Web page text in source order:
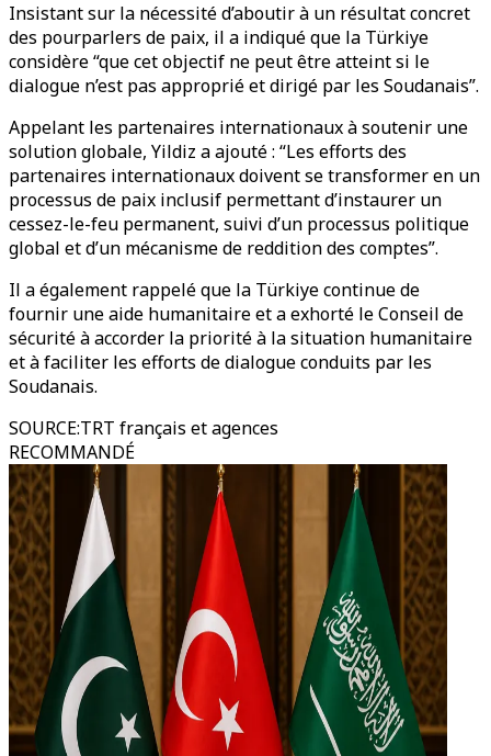
Insistant sur la nécessité d’aboutir à un résultat concret
des pourparlers de paix, il a indiqué que la Türkiye
considère “que cet objectif ne peut être atteint si le
dialogue n’est pas approprié et dirigé par les Soudanais”.
Appelant les partenaires internationaux à soutenir une
solution globale, Yildiz a ajouté : “Les efforts des
partenaires internationaux doivent se transformer en un
processus de paix inclusif permettant d’instaurer un
cessez-le-feu permanent, suivi d’un processus politique
global et d’un mécanisme de reddition des comptes”.
Il a également rappelé que la Türkiye continue de
fournir une aide humanitaire et a exhorté le Conseil de
sécurité à accorder la priorité à la situation humanitaire
et à faciliter les efforts de dialogue conduits par les
Soudanais.
SOURCE:TRT français et agences
RECOMMANDÉ